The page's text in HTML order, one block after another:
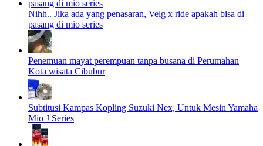
Nihh.. Jika ada yang penasaran, Velg x ride apakah bisa di
pasang di mio series
Penemuan mayat perempuan tanpa busana di Perumahan
Kota wisata Cibubur
Subtitusi Kampas Kopling Suzuki Nex, Untuk Mesin Yamaha
Mio J Series